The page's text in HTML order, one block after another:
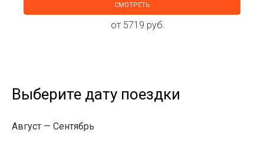
СМОТРЕТЬ
от 5719 руб.
Выберите дату поездки
Август Сентябрь